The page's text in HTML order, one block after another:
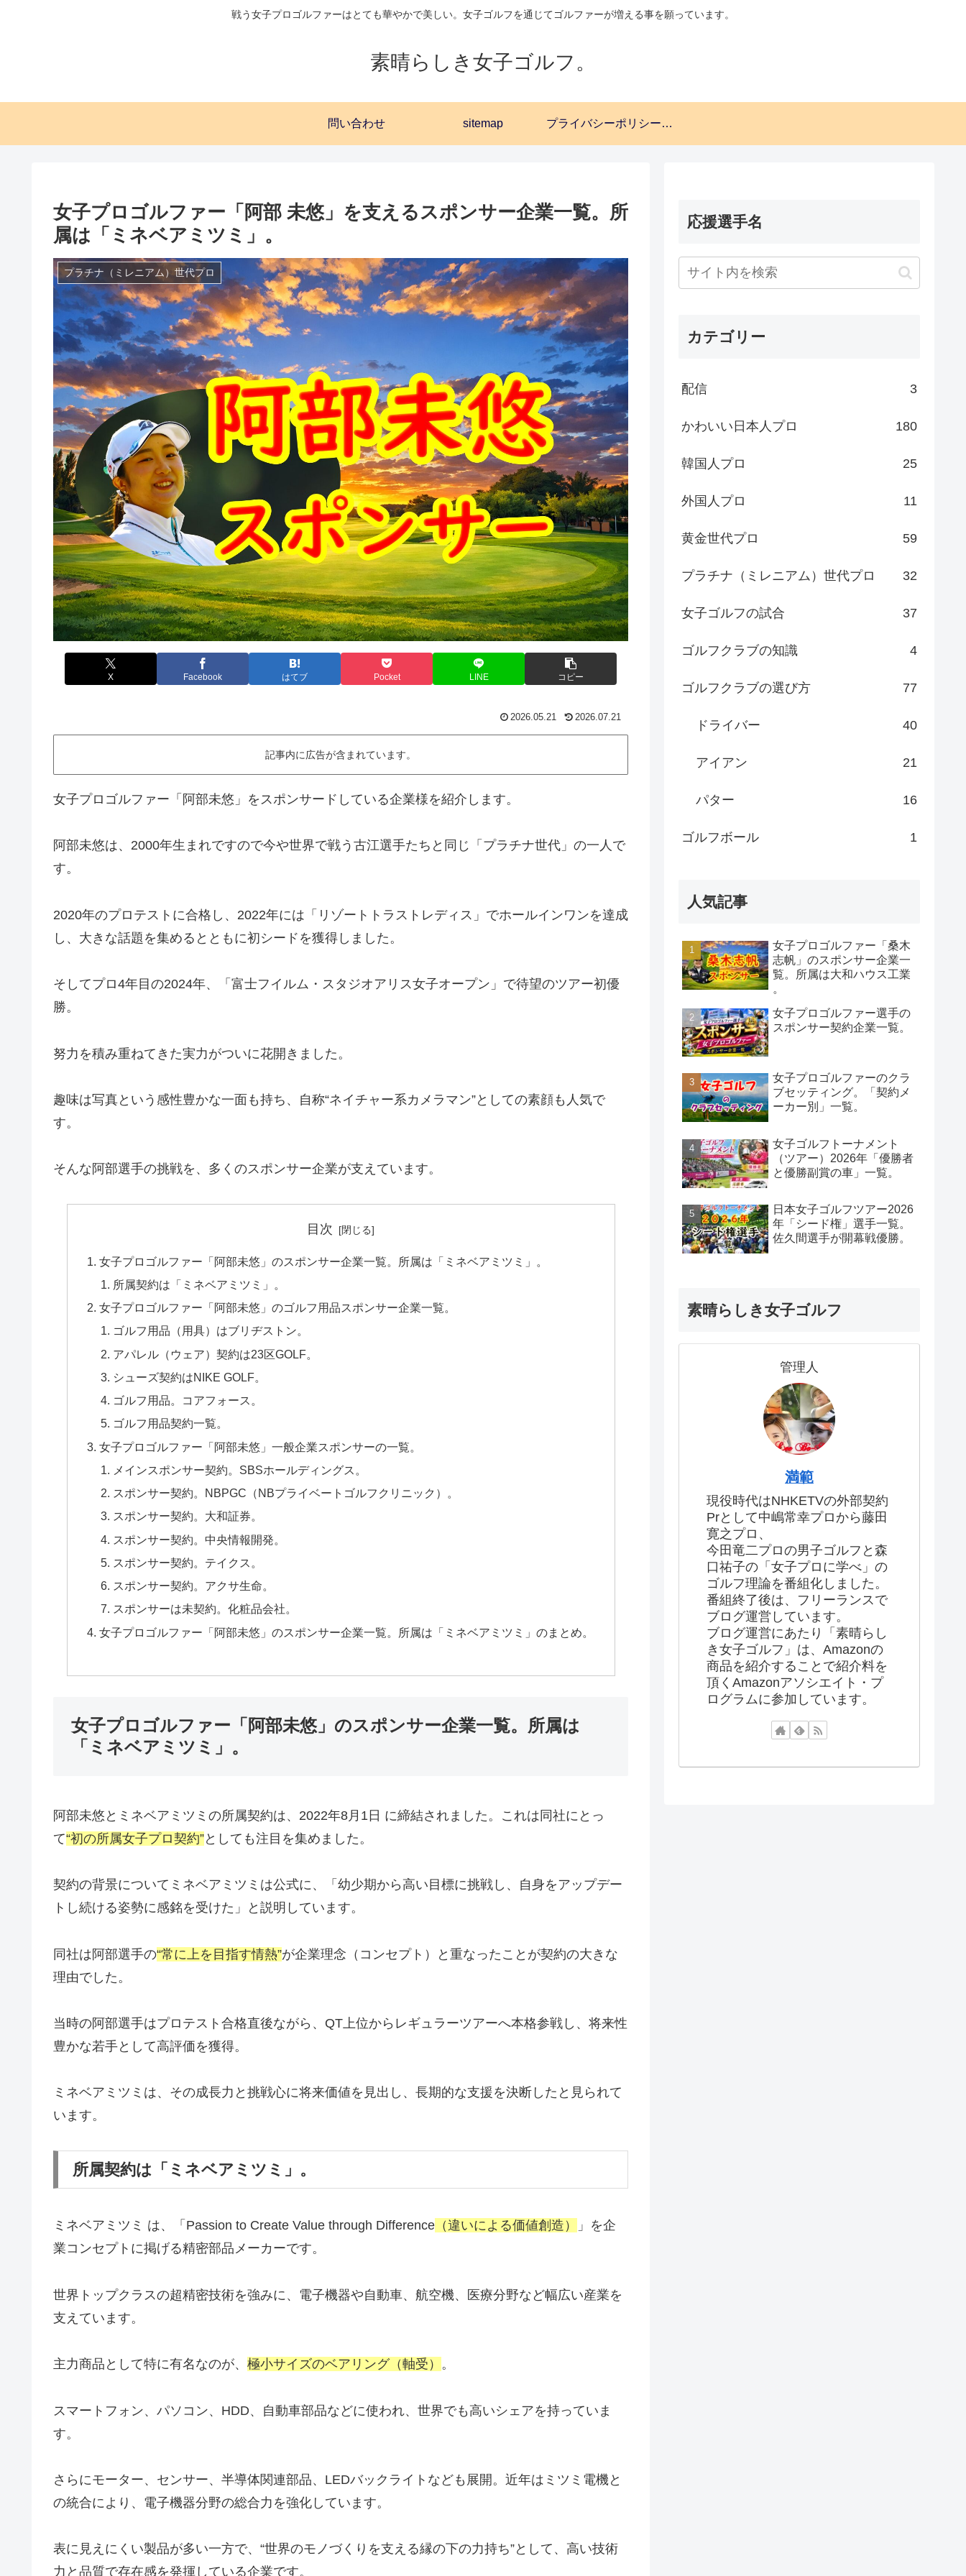
戦う女子プロゴルファーはとても華やかで美しい。女子ゴルフを通じてゴルファーが増える事を願っています。
素晴らしき女子ゴルフ。
問い合わせ sitemap プライバシーポリシー・免責事項。
女子プロゴルファー「阿部 未悠」を支えるスポンサー企業一覧。所
属は「ミネベアミツミ」。
プラチナ（ミレニアム）世代プロ
X Facebook はてブ Pocket LINE コピー
2026.05.21 2026.07.21
記事内に広告が含まれています。
女子プロゴルファー「阿部未悠」をスポンサードしている企業様を紹介します。
阿部未悠は、2000年生まれですので今や世界で戦う古江選手たちと同じ「プラチナ世代」の一人で
す。
2020年のプロテストに合格し、2022年には「リゾートトラストレディス」でホールインワンを達成
し、大きな話題を集めるとともに初シードを獲得しました。
そしてプロ4年目の2024年、「富士フイルム・スタジオアリス女子オープン」で待望のツアー初優
勝。
努力を積み重ねてきた実力がついに花開きました。
趣味は写真という感性豊かな一面も持ち、自称“ネイチャー系カメラマン”としての素顔も人気で
す。
そんな阿部選手の挑戦を、多くのスポンサー企業が支えています。
目次
女子プロゴルファー「阿部未悠」のスポンサー企業一覧。所属は「ミネベアミツミ」。
所属契約は「ミネベアミツミ」。
女子プロゴルファー「阿部未悠」のゴルフ用品スポンサー企業一覧。
ゴルフ用品（用具）はブリヂストン。
アパレル（ウェア）契約は23区GOLF。
シューズ契約はNIKE GOLF。
ゴルフ用品。コアフォース。
ゴルフ用品契約一覧。
女子プロゴルファー「阿部未悠」一般企業スポンサーの一覧。
メインスポンサー契約。SBSホールディングス。
スポンサー契約。NBPGC（NBプライベートゴルフクリニック）。
スポンサー契約。大和証券。
スポンサー契約。中央情報開発。
スポンサー契約。テイクス。
スポンサー契約。アクサ生命。
スポンサーは未契約。化粧品会社。
女子プロゴルファー「阿部未悠」のスポンサー企業一覧。所属は「ミネベアミツミ」のまとめ。
女子プロゴルファー「阿部未悠」のスポンサー企業一覧。所属は
「ミネベアミツミ」。
阿部未悠とミネベアミツミの所属契約は、2022年8月1日 に締結されました。これは同社にとっ
て“初の所属女子プロ契約”としても注目を集めました。
契約の背景についてミネベアミツミは公式に、「幼少期から高い目標に挑戦し、自身をアップデー
トし続ける姿勢に感銘を受けた」と説明しています。
同社は阿部選手の“常に上を目指す情熱”が企業理念（コンセプト）と重なったことが契約の大きな
理由でした。
当時の阿部選手はプロテスト合格直後ながら、QT上位からレギュラーツアーへ本格参戦し、将来性
豊かな若手として高評価を獲得。
ミネベアミツミは、その成長力と挑戦心に将来価値を見出し、長期的な支援を決断したと見られて
います。
所属契約は「ミネベアミツミ」。
ミネベアミツミ は、「Passion to Create Value through Difference （違いによる価値創造）
」を企
業コンセプトに掲げる精密部品メーカーです。
世界トップクラスの超精密技術を強みに、電子機器や自動車、航空機、医療分野など幅広い産業を
支えています。
主力商品として特に有名なのが、 極小サイズのベアリング（軸受） 。
スマートフォン、パソコン、HDD、自動車部品などに使われ、世界でも高いシェアを持っていま
す。
さらにモーター、センサー、半導体関連部品、LEDバックライトなども展開。近年はミツミ電機と
の統合により、電子機器分野の総合力を強化しています。
表に見えにくい製品が多い一方で、“世界のモノづくりを支える縁の下の力持ち”として、高い技術
力と品質で存在感を発揮している企業です。
応援選手名
カテゴリー
配信 3
かわいい日本人プロ 180
韓国人プロ 25
外国人プロ 11
黄金世代プロ 59
プラチナ（ミレニアム）世代プロ 32
女子ゴルフの試合 37
ゴルフクラブの知識 4
ゴルフクラブの選び方 77
ドライバー 40
アイアン 21
パター 16
ゴルフボール 1
人気記事
女子プロゴルファー「桑木
志帆」のスポンサー企業一
覧。所属は大和ハウス工業
。
女子プロゴルファー選手の
スポンサー契約企業一覧。
女子プロゴルファーのクラ
ブセッティング。「契約メ
ーカー別」一覧。
女子ゴルフトーナメント
（ツアー）2026年「優勝者
と優勝副賞の車」一覧。
日本女子ゴルフツアー2026
年「シード権」選手一覧。
佐久間選手が開幕戦優勝。
素晴らしき女子ゴルフ
管理人
満範
現役時代はNHKETVの外部契約
Prとして中嶋常幸プロから藤田
寛之プロ、
今田竜二プロの男子ゴルフと森
口祐子の「女子プロに学べ」の
ゴルフ理論を番組化しました。
番組終了後は、フリーランスで
ブログ運営しています。
ブログ運営にあたり「素晴らし
き女子ゴルフ」は、Amazonの
商品を紹介することで紹介料を
頂くAmazonアソシエイト・プ
ログラムに参加しています。